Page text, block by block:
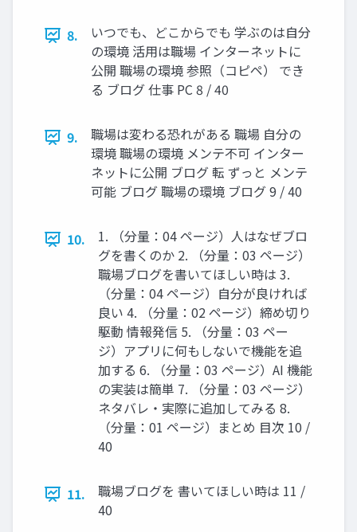
8.
いつでも、どこからでも 学ぶのは自分
の環境 活用は職場 インターネットに
公開 職場の環境 参照（コピペ） でき
る ブログ 仕事 PC 8 / 40
9.
職場は変わる恐れがある 職場 自分の
環境 職場の環境 メンテ不可 インター
ネットに公開 ブログ 転 ずっと メンテ
可能 ブログ 職場の環境 ブログ 9 / 40
10.
1. （分量：04 ページ）人はなぜブロ
グを書くのか 2. （分量：03 ページ）
職場ブログを書いてほしい時は 3.
（分量：04 ページ）自分が良ければ
良い 4. （分量：02 ページ）締め切り
駆動 情報発信 5. （分量：03 ペー
ジ）アプリに何もしないで機能を追
加する 6. （分量：03 ページ）AI 機能
の実装は簡単 7. （分量：03 ページ）
ネタバレ・実際に追加してみる 8.
（分量：01 ページ）まとめ 目次 10 /
40
11.
職場ブログを 書いてほしい時は 11 /
40